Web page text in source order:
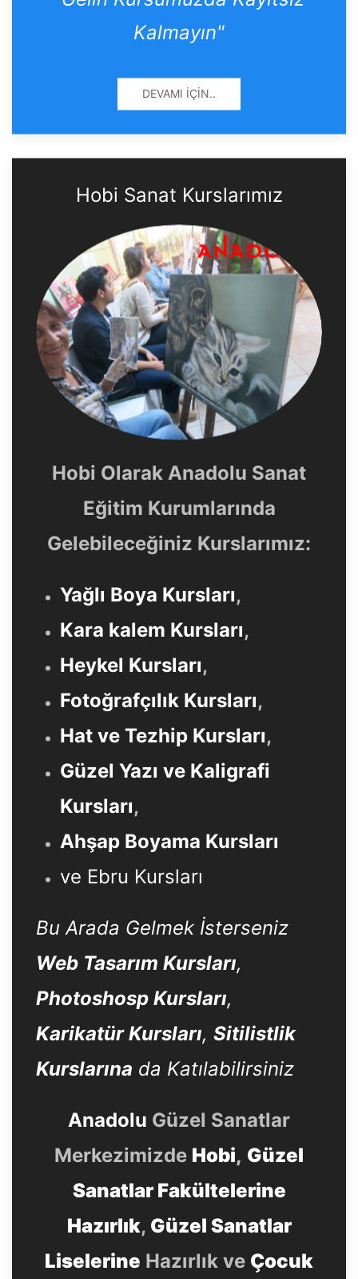
Kalmayın"
DEVAMI İÇIN..
Hobi Sanat Kurslarımız
Hobi Olarak Anadolu Sanat
Eğitim Kurumlarında
Gelebileceğiniz Kurslarımız:
Yağlı Boya Kursları,
Kara kalem Kursları,
Heykel Kursları,
Fotoğrafçılık Kursları,
Hat ve Tezhip Kursları,
Güzel Yazı ve Kaligrafi
Kursları,
Ahşap Boyama Kursları
ve Ebru Kursları
Bu Arada Gelmek İsterseniz
Web Tasarım Kursları,
Photoshosp Kursları,
Karikatür Kursları, Sitilistlik
Kurslarına da Katılabilirsiniz
Anadolu Güzel Sanatlar
Merkezimizde Hobi, Güzel
Sanatlar Fakültelerine
Hazırlık, Güzel Sanatlar
Liselerine Hazırlık ve Çocuk